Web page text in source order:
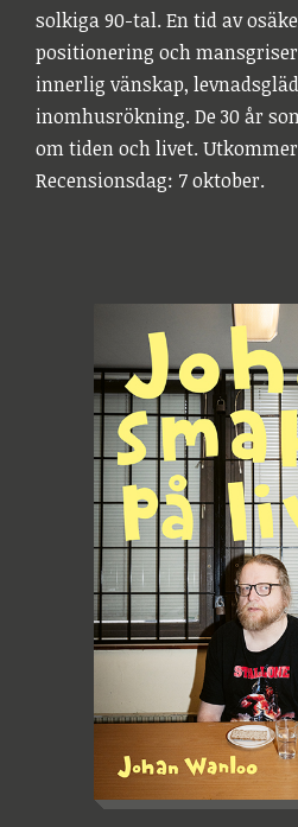
solkiga 90-tal. En tid av
positionering och
innerlig vänskap,
inomhusrökning. De 30 år
om tiden och livet.
Recensionsdag: 7 oktober.